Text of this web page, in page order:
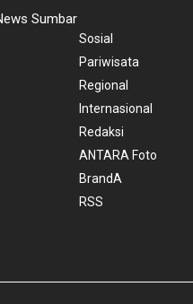
Sumbar
Sosial
Pariwisata
Regional
Internasional
Redaksi
ANTARA Foto
BrandA
RSS